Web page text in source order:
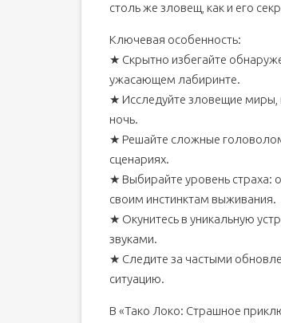
столь же зловещ, как и его
Ключевая особенность:
★ Скрытно избегайте
ужасающем лабиринте.
★ Исследуйте зловещие миры,
ночь.
★ Решайте сложные
сценариях.
★ Выбирайте уровень страха:
своим инстинктам выживания.
★ Окунитесь в уникальную
звуками.
★ Следите за частыми
ситуацию.
В «Тако Локо: Страшное